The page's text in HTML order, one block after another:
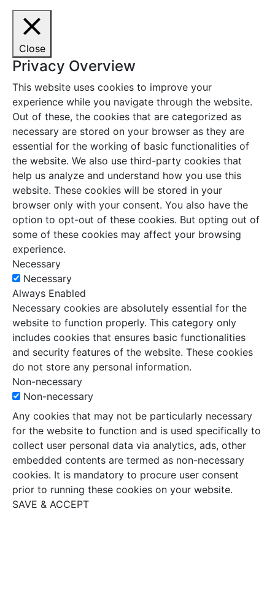
Close
Privacy Overview
This website uses cookies to improve your
experience while you navigate through the website.
Out of these, the cookies that are categorized as
necessary are stored on your browser as they are
essential for the working of basic functionalities of
the website. We also use third-party cookies that
help us analyze and understand how you use this
website. These cookies will be stored in your
browser only with your consent. You also have the
option to opt-out of these cookies. But opting out of
some of these cookies may affect your browsing
experience.
Necessary
Necessary
Always Enabled
Necessary cookies are absolutely essential for the
website to function properly. This category only
includes cookies that ensures basic functionalities
and security features of the website. These cookies
do not store any personal information.
Non-necessary
Non-necessary
Any cookies that may not be particularly necessary
for the website to function and is used specifically to
collect user personal data via analytics, ads, other
embedded contents are termed as non-necessary
cookies. It is mandatory to procure user consent
prior to running these cookies on your website.
SAVE & ACCEPT